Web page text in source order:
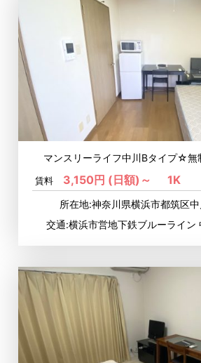
マンスリーライフ中川Bタイプ☆
賃料 3,150円 (日額)～ 1K
所在地:神奈川県横浜市都筑区
交通:横浜市営地下鉄ブルーライン